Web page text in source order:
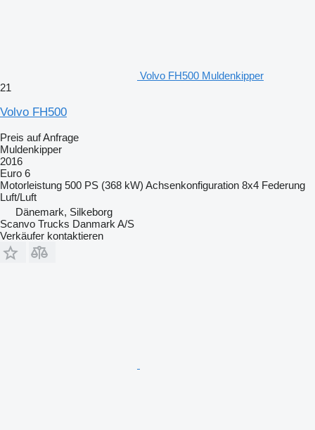
Volvo FH500 Muldenkipper
21
Volvo FH500
Preis auf Anfrage
Muldenkipper
2016
Euro 6
Motorleistung 500 PS (368 kW) Achsenkonfiguration 8x4 Federung
Luft/Luft
Dänemark, Silkeborg
Scanvo Trucks Danmark A/S
Verkäufer kontaktieren